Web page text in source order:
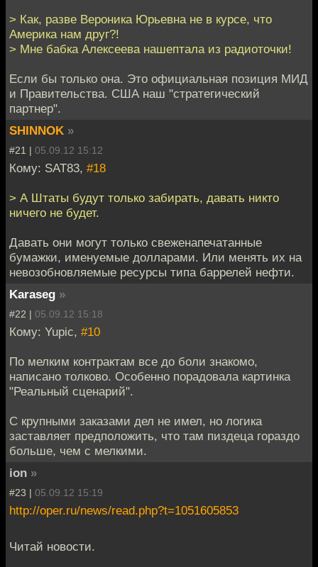
> Как, разве Вероника Юрьевна не в курсе, что
Америка нам друг?!
> Мне бабка Алексеева нашептала из радиоточки!
Если бы только она. Это официальная позиция МИД
и Правительства. США наш "стратегический
партнер".
SHINNOK »
#21 | 05.09.12 15:12
Кому: SAT83, #18
> А Штаты будут только забирать, давать никто
ничего не будет.
Давать они могут только свеженапечатанные
бумажки, именуемые долларами. Или менять их на
невозобновляемые ресурсы типа баррелей нефти.
Karaseg »
#22 | 05.09.12 15:18
Кому: Yupic, #10
По мелким контрактам все до боли знакомо,
написано толково. Особенно порадовала картинка
"Реальный сценарий".
С крупными заказами дел не имел, но логика
заставляет предположить, что там пиздеца гораздо
больше, чем с мелкими.
ion »
#23 | 05.09.12 15:19
http://oper.ru/news/read.php?t=1051605853
Читай новости.